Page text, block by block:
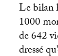
Le bilan
1000
de 642
dressé